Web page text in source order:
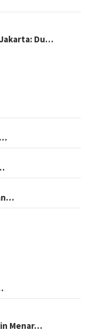
Jakarta: Du…
Menar…